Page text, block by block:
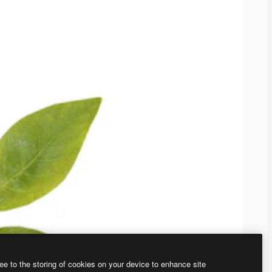
to the storing of cookies on your device to enhance site